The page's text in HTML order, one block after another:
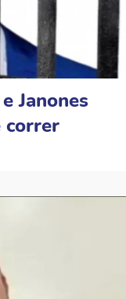
Janones
correr